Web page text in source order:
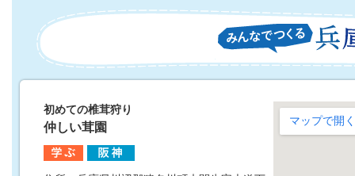
初めての椎茸狩り
仲しい茸園